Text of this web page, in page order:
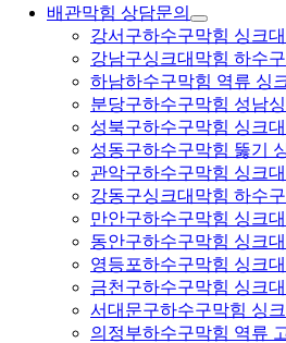
배관막힘 상담문의
강서구하수구막힘 싱크
강남구싱크대막힘 하수
하남하수구막힘 역류 싱
분당구하수구막힘 성남
성북구하수구막힘 싱크
성동구하수구막힘 뚫기
관악구하수구막힘 싱크
강동구싱크대막힘 하수
만안구하수구막힘 싱크
동안구하수구막힘 싱크
영등포하수구막힘 싱크
금천구하수구막힘 싱크
서대문구하수구막힘 싱
의정부하수구막힘 역류